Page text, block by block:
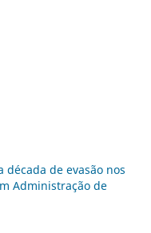
de evasão nos
Administração de